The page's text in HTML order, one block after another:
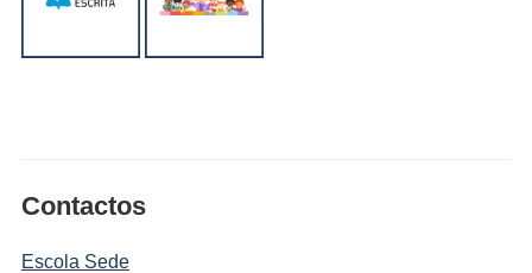
Contactos
Escola Sede